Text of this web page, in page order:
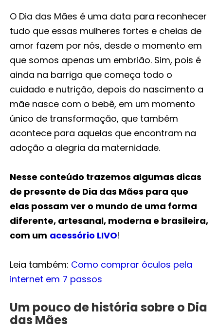
O Dia das Mães é uma data para reconhecer
tudo que essas mulheres fortes e cheias de
amor fazem por nós, desde o momento em
que somos apenas um embrião. Sim, pois é
ainda na barriga que começa todo o
cuidado e nutrição, depois do nascimento a
mãe nasce com o bebê, em um momento
único de transformação, que também
acontece para aquelas que encontram na
adoção a alegria da maternidade.
Nesse conteúdo trazemos algumas dicas
de presente de Dia das Mães para que
elas possam ver o mundo de uma forma
diferente, artesanal, moderna e brasileira,
com um acessório LIVO!
Leia também: Como comprar óculos pela
internet em 7 passos
Um pouco de história sobre o Dia
das Mães